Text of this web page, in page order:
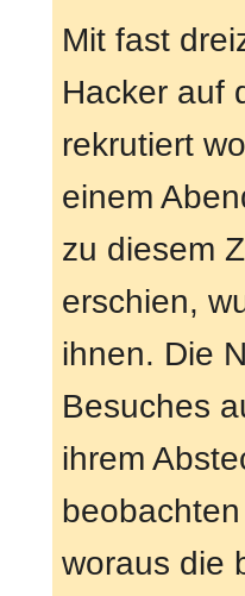
Mit fast
Hacker auf
rekrutiert
einem
zu diesem
erschien,
ihnen. Die
Besuches
ihrem
woraus die